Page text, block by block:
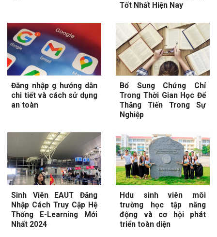
Tốt Nhất Hiện Nay
Đăng nhập g hướng dẫn
chi tiết và cách sử dụng
an toàn
Bổ Sung Chứng Chỉ
Trong Thời Gian Học Để
Thăng Tiến Trong Sự
Nghiệp
Sinh Viên EAUT Đăng
Nhập Cách Truy Cập Hệ
Thống E-Learning Mới
Nhất 2024
Hdu sinh viên môi
trường học tập năng
động và cơ hội phát
triển toàn diện